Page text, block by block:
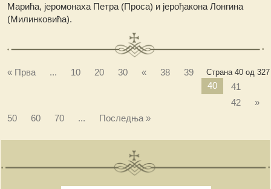
Марића, јеромонаха Петра (Проса) и јерођакона Лонгина
(Милинковића).
Страна 40 од 327
« Прва ... 10 20 30 « 38
39
40
41
42
»
50
60 70 ... Последња »